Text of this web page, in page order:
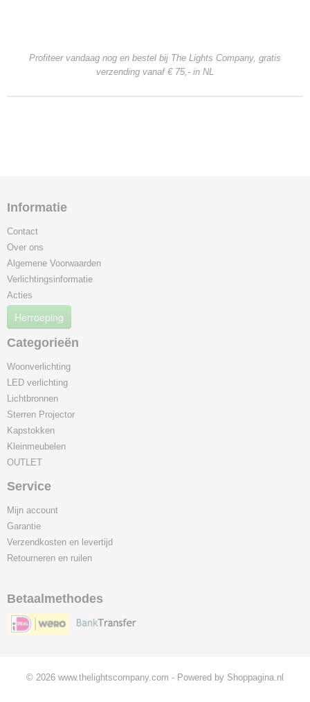
Profiteer vandaag nog en bestel bij The Lights Company, gratis
verzending vanaf € 75,- in NL
Informatie
Contact
Over ons
Algemene Voorwaarden
Verlichtingsinformatie
Acties
Herroeping
Categorieën
Woonverlichting
LED verlichting
Lichtbronnen
Sterren Projector
Kapstokken
Kleinmeubelen
OUTLET
Service
Mijn account
Garantie
Verzendkosten en levertijd
Retourneren en ruilen
Betaalmethodes
© 2026 www.thelightscompany.com - Powered by Shoppagina.nl